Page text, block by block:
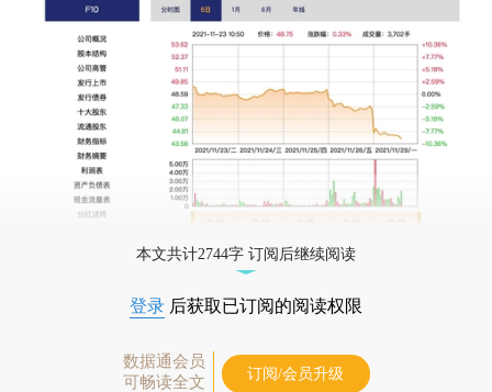
本文共计2744字 订阅后继续阅读
登录 后获取已订阅的阅读权限
数据通会员
可畅读全文
订阅/会员升级